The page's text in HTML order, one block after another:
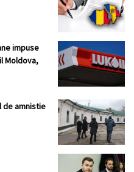
impuse
Moldova,
de amnistie